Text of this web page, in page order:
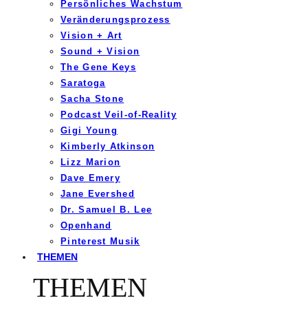
Persönliches Wachstum
Veränderungsprozess
Vision + Art
Sound + Vision
The Gene Keys
Saratoga
Sacha Stone
Podcast Veil-of-Reality
Gigi Young
Kimberly Atkinson
Lizz Marion
Dave Emery
Jane Evershed
Dr. Samuel B. Lee
Openhand
Pinterest Musik
THEMEN
THEMEN